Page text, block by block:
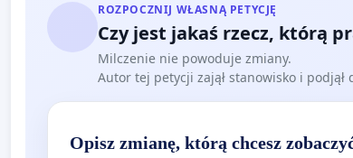
ROZPOCZNIJ WŁASNĄ PETYCJĘ
Czy jest jakaś rzecz, którą
Milczenie nie powoduje zmiany.
Autor tej petycji zajął stanowisko i podjął
Opisz zmianę, którą chcesz